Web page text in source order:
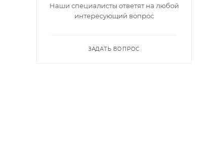
Наши специалисты ответят на любой
интересующий вопрос
ЗАДАТЬ ВОПРОС